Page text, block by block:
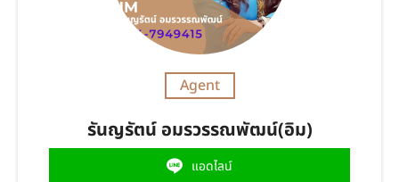
Agent
รันญรัตน์ อมรวรรณพัฒน์(อิม)
แอดไลน์